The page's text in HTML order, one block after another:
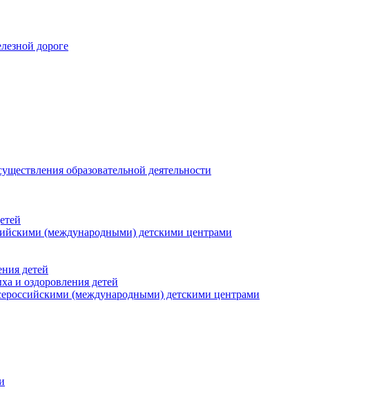
дороге
образовательной деятельности
(международными) детскими центрами
детей
и оздоровления детей
(международными) детскими центрами